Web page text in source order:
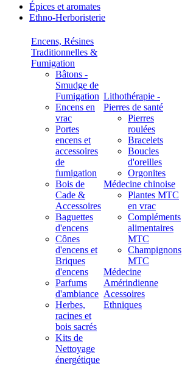
Épices et aromates
Ethno-Herboristerie
Encens, Résines
Traditionnelles &
Fumigation
Bâtons -
Smudge de
Fumigation
Encens en
vrac
Portes
encens et
accessoires
de
fumigation
Bois de
Cade &
Accessoires
Baguettes
d'encens
Cônes
d'encens et
Briques
d'encens
Parfums
d'ambiance
Herbes,
racines et
bois sacrés
Kits de
Nettoyage
énergétique
Lithothérapie -
Pierres de santé
Pierres
roulées
Bracelets
Boucles
d'oreilles
Orgonites
Médecine chinoise
Plantes MTC
en vrac
Compléments
alimentaires
MTC
Champignons
MTC
Médecine
Amérindienne
Acessoires
Ethniques